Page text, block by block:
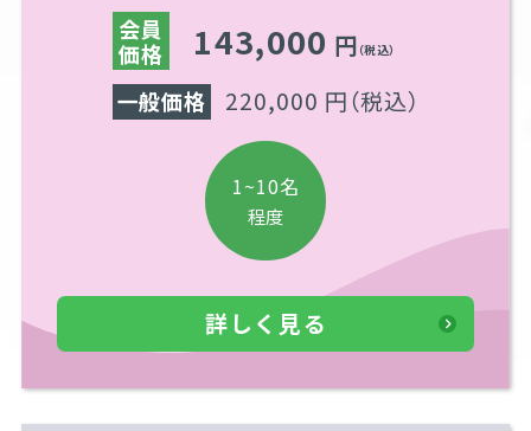
会員
価格
143,000 円 （税込）
一般価格 220,000 円（税込）
1~10名
程度
詳しく見る